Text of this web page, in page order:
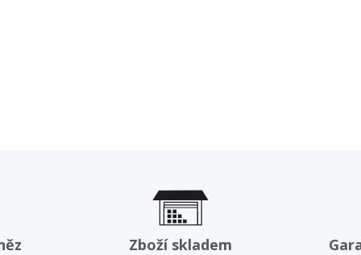
Zboží skladem